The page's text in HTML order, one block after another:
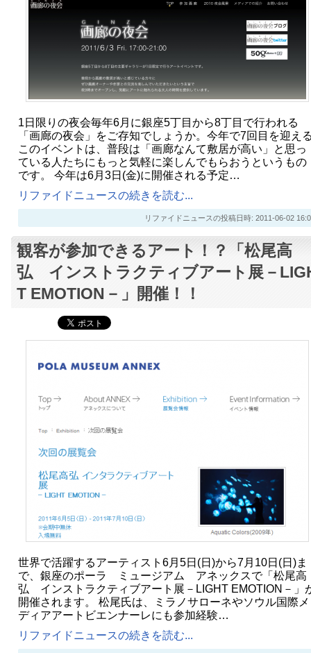
1日限りの夜会毎年6月に銀座5丁目から8丁目で行われる
「画廊の夜会」をご存知でしょうか。今年で7回目を迎え
このイベントは、普段は「画廊なんて敷居が高い」と思っ
ている人たちにもっと気軽に楽しんでもらおうというもの
です。 今年は6月3日(金)に開催される予定…
リファイドニュースの続きを読む...
リファイドニュースの投稿日時: 2011-06-02
観客が参加できるアート！？「松尾高
弘 インストラクティブアート展－
T EMOTION－」開催！！
世界で活躍するアーティスト6月5日(日)から7月10日(日)ま
で、銀座のポーラ ミュージアム アネックスで「松尾高
弘 インストラクティブアート展－LIGHT EMOTION－」
開催されます。 松尾氏は、ミラノサローネやソウル国際メ
ディアアートビエンナーレにも参加経験…
リファイドニュースの続きを読む...